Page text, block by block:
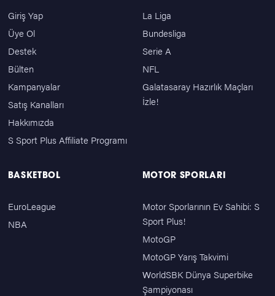
Giriş Yap
Üye Ol
Destek
Bülten
Kampanyalar
Satış Kanalları
Hakkımızda
S Sport Plus Affiliate Programı
La Liga
Bundesliga
Serie A
NFL
Galatasaray Hazırlık Maçları
İzle!
BASKETBOL
EuroLeague
NBA
MOTOR SPORLARI
Motor Sporlarının Ev Sahibi: S
Sport Plus!
MotoGP
MotoGP Yarış Takvimi
WorldSBK Dünya Superbike
Şampiyonası